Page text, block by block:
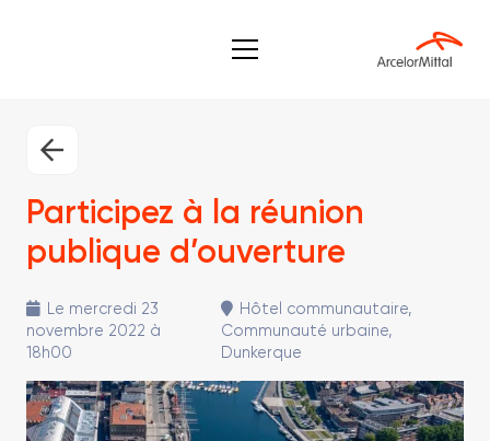
Participez à la réunion
publique d’ouverture
Le mercredi 23
novembre 2022 à
18h00
Hôtel communautaire,
Communauté urbaine,
Dunkerque